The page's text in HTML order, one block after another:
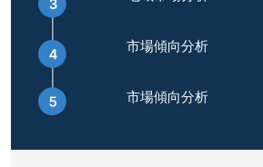
市場傾向分析
市場傾向分析